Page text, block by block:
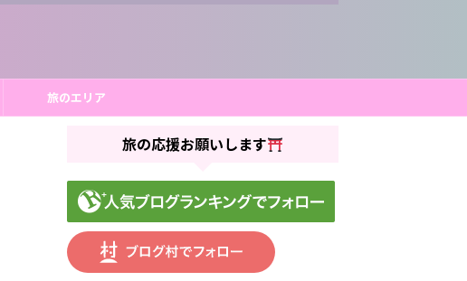
旅のエリア
旅の応援お願いします